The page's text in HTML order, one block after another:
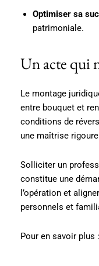
Optimiser sa
patrimoniale.
Un acte qui
Le montage
entre bouquet et
conditions de
une maîtrise
Solliciter un
constitue une
l’opération et
personnels et
Pour en savoir